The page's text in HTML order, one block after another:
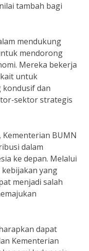
tambah bagi
mendukung
mendorong
Mereka bekerja
untuk
kondusif dan
sektor strategis
BUMN
dalam
ke depan. Melalui
yang
menjadi salah
dapat
Kementerian